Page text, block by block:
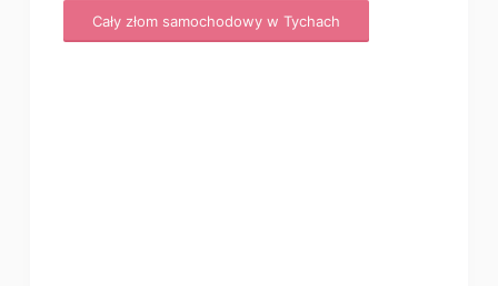
Cały złom samochodowy w Tychach